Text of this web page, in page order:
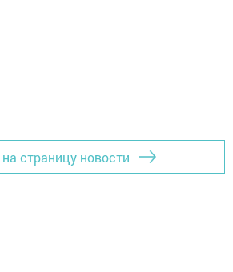
страницу новости